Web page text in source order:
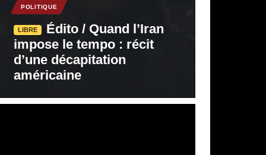
POLITIQUE
LIBRE
Édito / Quand l’Iran
impose le tempo : récit
d’une décapitation
américaine